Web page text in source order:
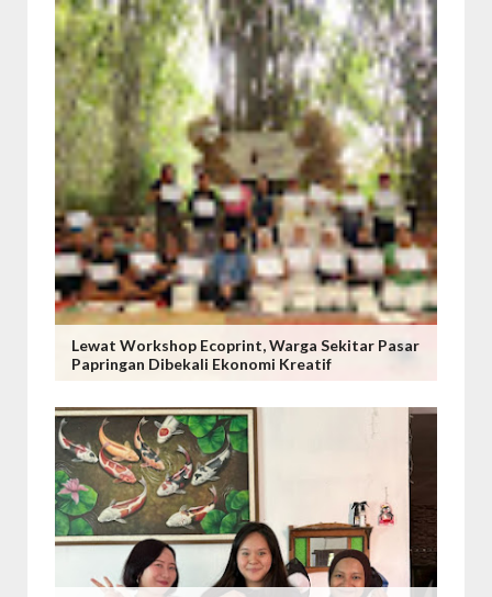
Lewat Workshop Ecoprint, Warga Sekitar Pasar
Papringan Dibekali Ekonomi Kreatif